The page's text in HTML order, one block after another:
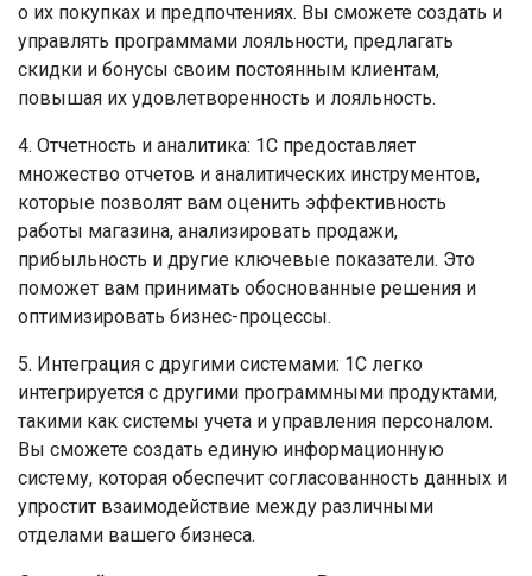
о их покупках и предпочтениях. Вы сможете создать и
управлять программами лояльности, предлагать
скидки и бонусы своим постоянным клиентам,
повышая их удовлетворенность и лояльность.
4. Отчетность и аналитика: 1С предоставляет
множество отчетов и аналитических инструментов,
которые позволят вам оценить эффективность
работы магазина, анализировать продажи,
прибыльность и другие ключевые показатели. Это
поможет вам принимать обоснованные решения и
оптимизировать бизнес-процессы.
5. Интеграция с другими системами: 1С легко
интегрируется с другими программными продуктами,
такими как системы учета и управления персоналом.
Вы сможете создать единую информационную
систему, которая обеспечит согласованность данных и
упростит взаимодействие между различными
отделами вашего бизнеса.